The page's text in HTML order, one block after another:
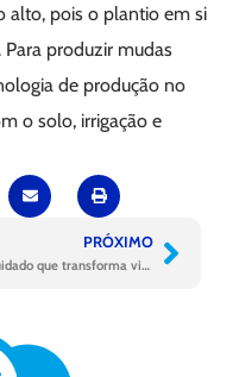
alto, pois o plantio em si
produzir mudas
de produção no
o solo, irrigação e
PRÓXIMO
O cuidado que transforma vidas